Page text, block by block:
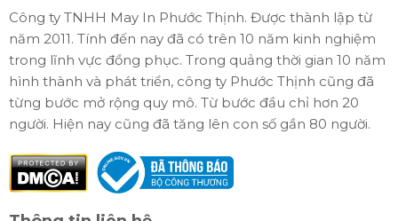
Công ty TNHH May In Phước Thịnh. Được thành lập từ
năm 2011. Tính đến nay đã có trên 10 năm kinh nghiệm
trong lĩnh vực đồng phục. Trong quảng thời gian 10 năm
hình thành và phát triển, công ty Phước Thịnh cũng đã
từng bước mở rộng quy mô. Từ bước đầu chỉ hơn 20
người. Hiện nay cũng đã tăng lên con số gần 80 người.